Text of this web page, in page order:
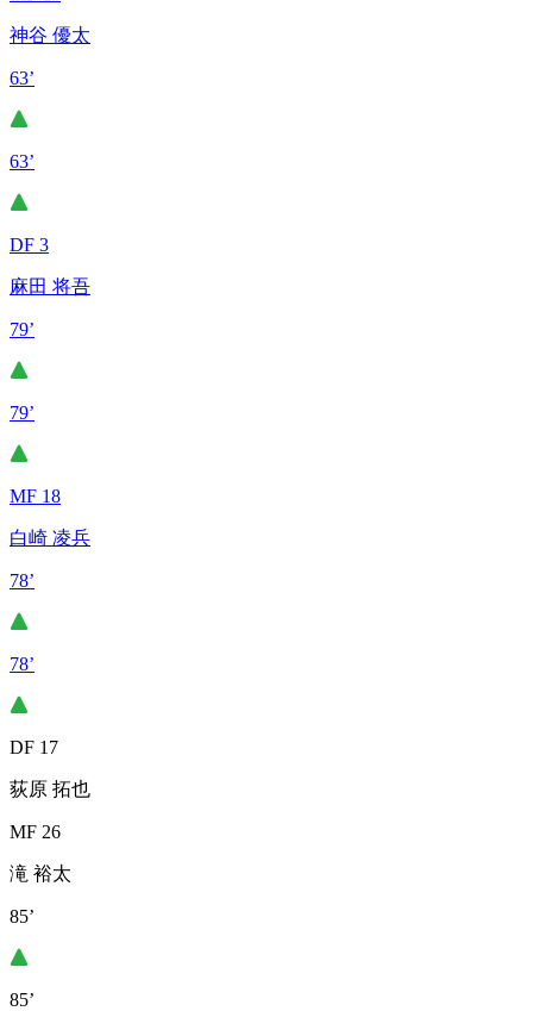
神谷 優太
63’
63’
DF 3
麻田 将吾
79’
79’
MF 18
白崎 凌兵
78’
78’
DF 17
荻原 拓也
MF 26
滝 裕太
85’
85’